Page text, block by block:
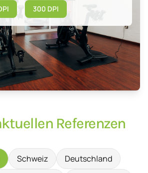
300 DPI
Referenzen
Schweiz
Deutschland